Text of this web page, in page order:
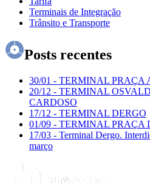
Terminais de Integração
Trânsito e Transporte
Posts recentes
30/01 - TERMINAL PRAÇA
20/12 - TERMINAL
CARDOSO
17/12 - TERMINAL DERGO
01/09 - TERMINAL PRAÇA
17/03 - Terminal Dergo.
março